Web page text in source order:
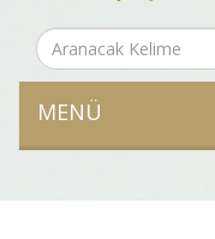
MENÜ